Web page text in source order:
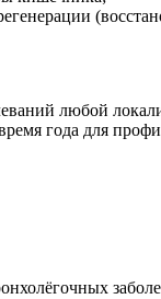
любой
года для